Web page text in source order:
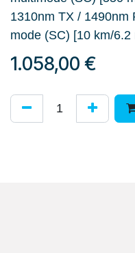
1310nm TX / 1490nm
mode (SC) [10 km/6.2
1.058,00 €